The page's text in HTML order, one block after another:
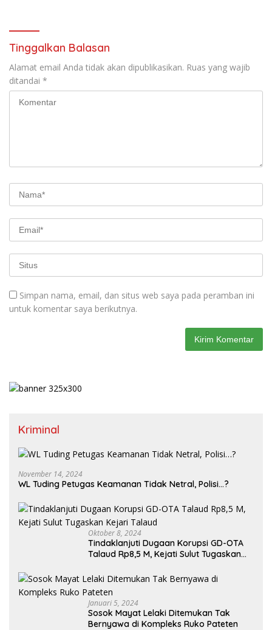
Tinggalkan Balasan
Alamat email Anda tidak akan dipublikasikan. Ruas yang wajib
ditandai *
Simpan nama, email, dan situs web saya pada peramban ini
untuk komentar saya berikutnya.
Kriminal
November 14, 2024
WL Tuding Petugas Keamanan Tidak Netral, Polisi…?
Oktober 8, 2024
Tindaklanjuti Dugaan Korupsi GD-OTA
Talaud Rp8,5 M, Kejati Sulut Tugaskan
Januari 5, 2024
Sosok Mayat Lelaki Ditemukan Tak
Bernyawa di Kompleks Ruko Pateten